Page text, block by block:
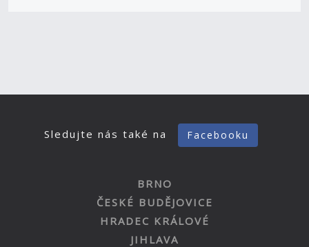
Sledujte nás také na Facebooku
BRNO
ČESKÉ BUDĚJOVICE
HRADEC KRÁLOVÉ
JIHLAVA